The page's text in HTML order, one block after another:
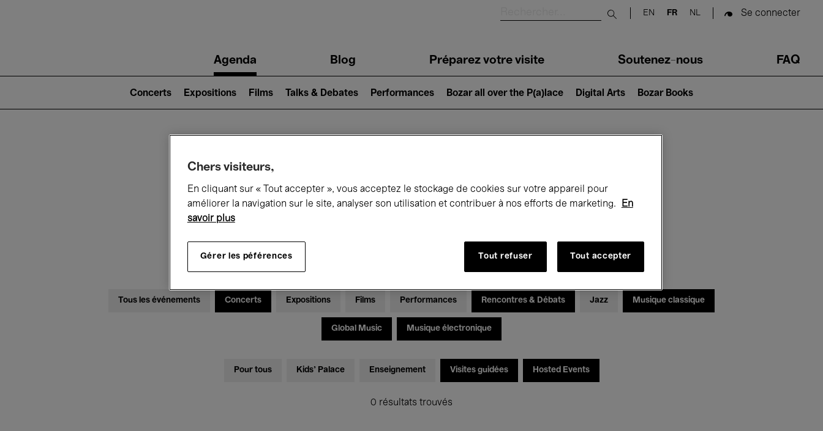
Submit search
EN FR NL Se connecter
navigationAgenda Blog Préparez votre visite Soutenez-nous FAQ
2)
Concerts Expositions Films Talks & Debates Performances Bozar all over the P(a)lace Digital Arts Bozar Books
Ce qui se passe à Bozar
Tous les événements Concerts Expositions Films Performances Rencontres & Débats Jazz Musique classique
Global Music Musique électronique
Pour tous Kids’ Palace Enseignement Visites guidées Hosted Events
0 résultats trouvés
Chers visiteurs,
En cliquant sur « Tout accepter », vous acceptez le stockage de cookies sur votre appareil pour
améliorer la navigation sur le site, analyser son utilisation et contribuer à nos efforts de marketing.
En
savoir plus
Gérer les péférences Tout refuser Tout accepter